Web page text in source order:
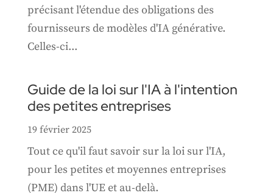
précisant l'étendue des obligations des
fournisseurs de modèles d'IA générative.
Celles-ci...
Guide de la loi sur l'IA à l'intention
des petites entreprises
19 février 2025
Tout ce qu'il faut savoir sur la loi sur l'IA,
pour les petites et moyennes entreprises
(PME) dans l'UE et au-delà.